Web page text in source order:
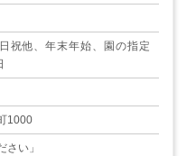
祝他、年末年始、園の指定
1000
さい」